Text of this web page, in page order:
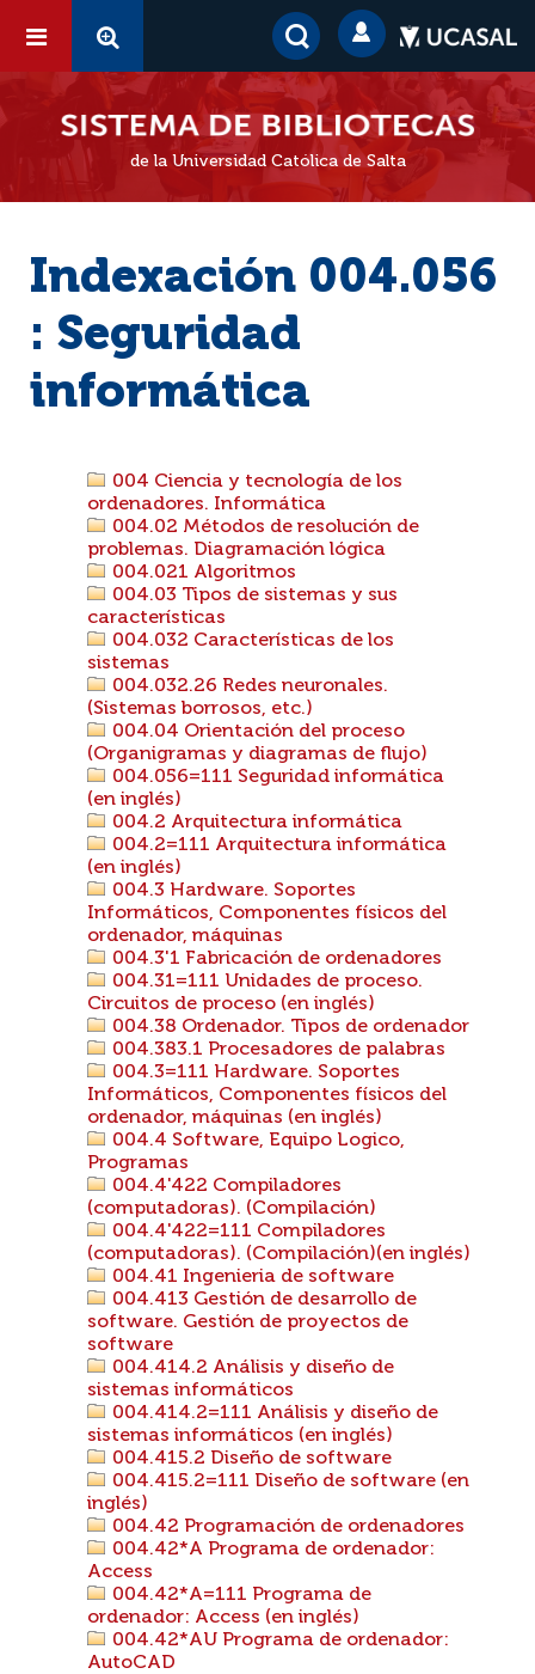
de la Universidad Católica de Salta
Indexación 004.056
: Seguridad
informática
004 Ciencia y tecnología de los
ordenadores. Informática
004.02 Métodos de resolución de
problemas. Diagramación lógica
004.021 Algoritmos
004.03 Tipos de sistemas y sus
características
004.032 Características de los
sistemas
004.032.26 Redes neuronales.
(Sistemas borrosos, etc.)
004.04 Orientación del proceso
(Organigramas y diagramas de flujo)
004.056=111 Seguridad informática
(en inglés)
004.2 Arquitectura informática
004.2=111 Arquitectura informática
(en inglés)
004.3 Hardware. Soportes
Informáticos, Componentes físicos del
ordenador, máquinas
004.3'1 Fabricación de ordenadores
004.31=111 Unidades de proceso.
Circuitos de proceso (en inglés)
004.38 Ordenador. Tipos de ordenador
004.383.1 Procesadores de palabras
004.3=111 Hardware. Soportes
Informáticos, Componentes físicos del
ordenador, máquinas (en inglés)
004.4 Software, Equipo Logico,
Programas
004.4'422 Compiladores
(computadoras). (Compilación)
004.4'422=111 Compiladores
(computadoras). (Compilación)(en inglés)
004.41 Ingenieria de software
004.413 Gestión de desarrollo de
software. Gestión de proyectos de
software
004.414.2 Análisis y diseño de
sistemas informáticos
004.414.2=111 Análisis y diseño de
sistemas informáticos (en inglés)
004.415.2 Diseño de software
004.415.2=111 Diseño de software (en
inglés)
004.42 Programación de ordenadores
004.42*A Programa de ordenador:
Access
004.42*A=111 Programa de
ordenador: Access (en inglés)
004.42*AU Programa de ordenador:
AutoCAD